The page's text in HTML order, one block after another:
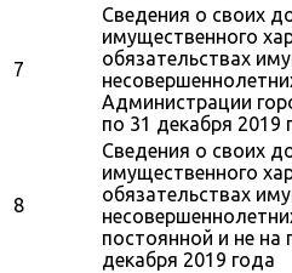
7
Сведения о своих
имущественного
обязательствах
Администрации
по 31 декабря 2019
8
Сведения о своих
имущественного
обязательствах
постоянной и не на
декабря 2019 года